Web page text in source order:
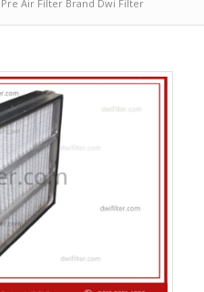
Air Filter Brand Dwi Filter